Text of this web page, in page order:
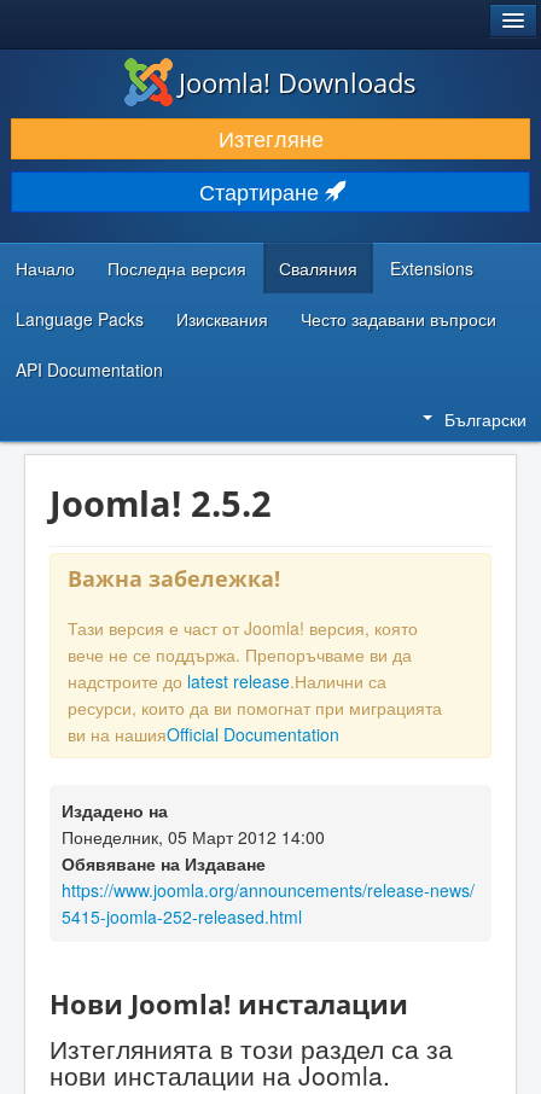
ИЗТЕГЛЯНЕ & РАЗШИРЯВАНЕ
ОТКРИВАЙТЕ & УЧЕТЕ
ОБЩНОСТ & ПОДДРЪЖКА
РЕСУРСИ ЗА РАЗРАБОТКА
Joomla! Downloads
Изтегляне
Стартиране
Начало Последна версия Сваляния Extensions
Language Packs Изисквания Често задавани въпроси
API Documentation
Български
Joomla! 2.5.2
Важна забележка!
Тази версия е част от Joomla! версия, която
вече не се поддържа. Препоръчваме ви да
надстроите до latest release.Налични са
ресурси, които да ви помогнат при миграцията
ви на нашияOfficial Documentation
Издадено на
Понеделник, 05 Март 2012 14:00
Обявяване на Издаване
https://www.joomla.org/announcements/release-news/
5415-joomla-252-released.html
Нови Joomla! инсталации
Изтеглянията в този раздел са за
нови инсталации на Joomla.